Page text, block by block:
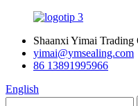
Shaanxi Yimai Trading
yimai@ymsealing.com
86 13891995966
English